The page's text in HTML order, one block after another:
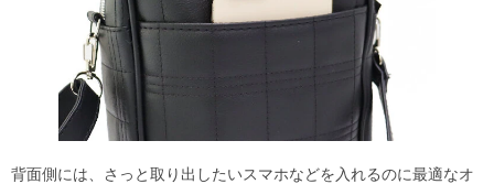
背面側には、さっと取り出したいスマホなどを入れるのに最適なオ